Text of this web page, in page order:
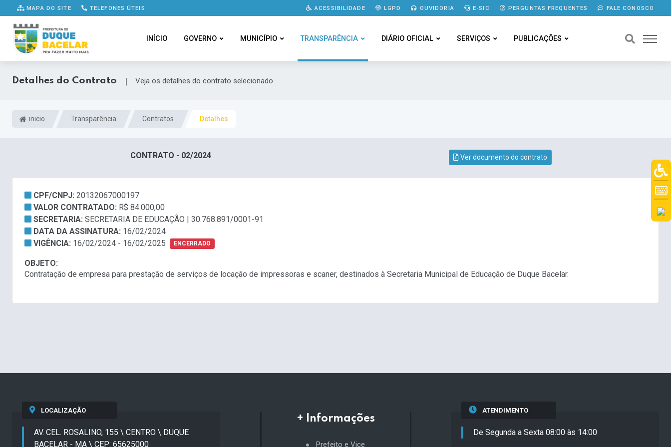
MAPA DO SITE TELEFONES ÚTEIS ACESSIBILIDADE LGPD OUVIDORIA E-SIC PERGUNTAS FREQUENTES FALE CONOSCO
INÍCIO GOVERNO MUNICÍPIO TRANSPARÊNCIA DIÁRIO OFICIAL SERVIÇOS PUBLICAÇÕES
Detalhes do Contrato | Veja os detalhes do contrato selecionado
inicio Transparência Contratos Detalhes
CONTRATO - 02/2024 Ver documento do contrato
CPF/CNPJ: 20132067000197
VALOR CONTRATADO: R$ 84.000,00
SECRETARIA: SECRETARIA DE EDUCAÇÃO | 30.768.891/0001-91
DATA DA ASSINATURA: 16/02/2024
VIGÊNCIA: 16/02/2024 - 16/02/2025 ENCERRADO
OBJETO:
Contratação de empresa para prestação de serviços de locação de impressoras e scaner, destinados à Secretaria Municipal de Educação de Duque Bacelar.
LOCALIZAÇÃO
AV. CEL. ROSALINO, 155 \ CENTRO \ DUQUE
BACELAR - MA \ CEP: 65625000
+ Informações
Prefeito e Vice
ATENDIMENTO
De Segunda a Sexta 08:00 às 14:00